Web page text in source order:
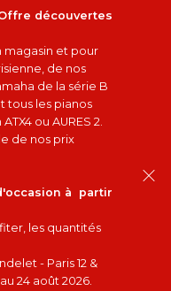
découvertes
magasin et pour
de nos
de la série B
tous les pianos
ou AURES 2.
de nos prix
à partir
les quantités
- Paris 12 &
24 août 2026.